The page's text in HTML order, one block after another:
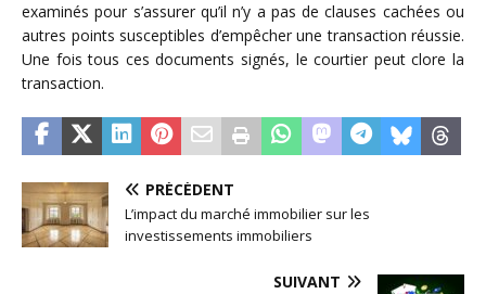
examinés pour s’assurer qu’il n’y a pas de clauses cachées ou
autres points susceptibles d’empêcher une transaction réussie.
Une fois tous ces documents signés, le courtier peut clore la
transaction.
PRÉCÉDENT
L’impact du marché immobilier sur les
investissements immobiliers
SUIVANT